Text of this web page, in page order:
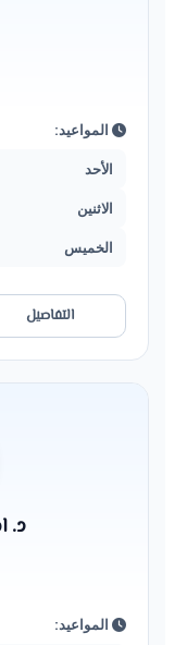
المواعيد:
الأحد
الاثنين
الخميس
التفاصيل
د.
المواعيد: